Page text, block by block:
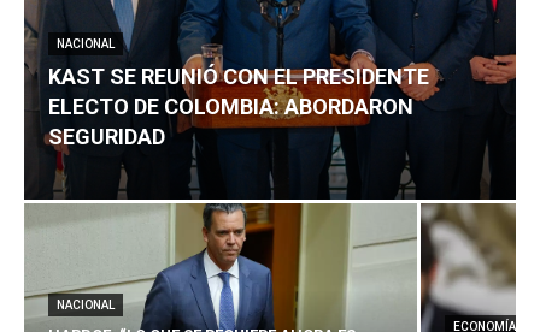
NACIONAL
KAST SE REUNIÓ CON EL PRESIDENTE
ELECTO DE COLOMBIA: ABORDARON
SEGURIDAD
NACIONAL
ECONOMÍA